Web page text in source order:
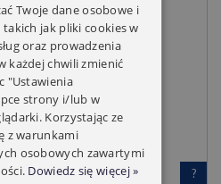
17 Z RADIEM
?
Twoje dane osobowe i
jak pliki cookies w
oraz prowadzenia
każdej chwili zmienić
"Ustawienia
strony i/lub w
Korzystając ze
z warunkami
osobowych zawartymi
Dowiedz się więcej »